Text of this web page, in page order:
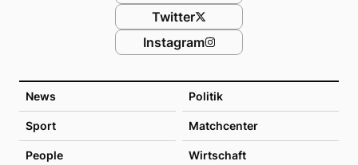
News Politik
Sport Matchcenter
People Wirtschaft
Twitter
Instagram